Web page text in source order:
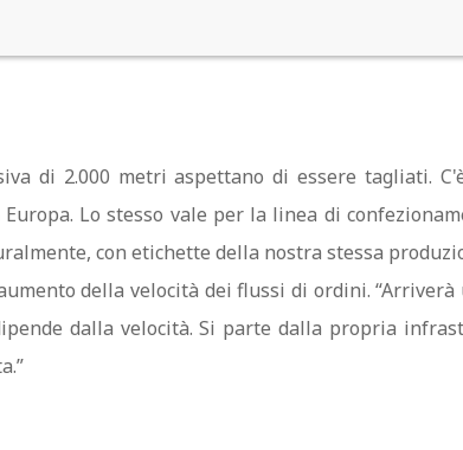
di 2.000 metri aspettano di essere tagliati.
Lo stesso vale per la linea di
con etichette della nostra stessa
della velocità dei flussi di ordini.
dalla velocità. Si parte dalla propria